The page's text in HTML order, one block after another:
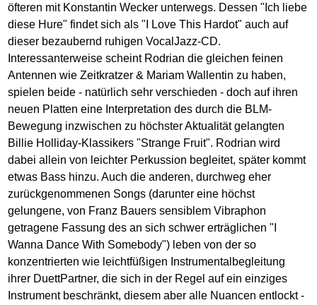
öfteren mit Konstantin Wecker unterwegs. Dessen "Ich liebe
diese Hure" findet sich als "I Love This Hardot" auch auf
dieser bezaubernd ruhigen VocalJazz-CD.
Interessanterweise scheint Rodrian die gleichen feinen
Antennen wie Zeitkratzer & Mariam Wallentin zu haben,
spielen beide - natürlich sehr verschieden - doch auf ihren
neuen Platten eine Interpretation des durch die BLM-
Bewegung inzwischen zu höchster Aktualität gelangten
Billie Holliday-Klassikers "Strange Fruit". Rodrian wird
dabei allein von leichter Perkussion begleitet, später kommt
etwas Bass hinzu. Auch die anderen, durchweg eher
zurückgenommenen Songs (darunter eine höchst
gelungene, von Franz Bauers sensiblem Vibraphon
getragene Fassung des an sich schwer erträglichen "I
Wanna Dance With Somebody") leben von der so
konzentrierten wie leichtfüßigen Instrumentalbegleitung
ihrer DuettPartner, die sich in der Regel auf ein einziges
Instrument beschränkt, diesem aber alle Nuancen entlockt -